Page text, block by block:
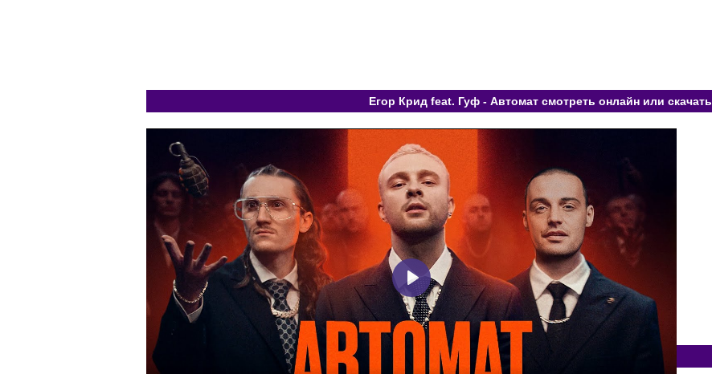
Егор Крид feat. Гуф - Автомат смотреть онлайн или скачать
Play